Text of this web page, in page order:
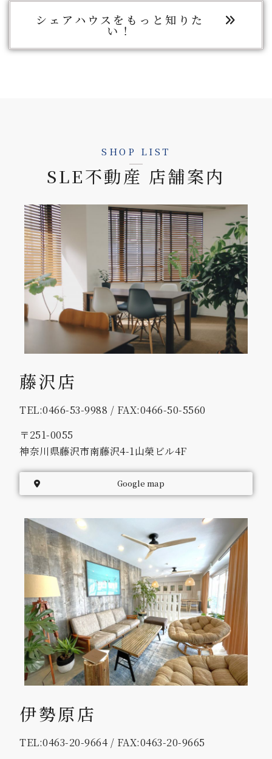
シェアハウスをもっと知りた
い！
SHOP LIST
SLE不動産 店舗案内
藤沢店
TEL:0466-53-9988 / FAX:0466-50-5560
〒251-0055
神奈川県藤沢市南藤沢4-1山榮ビル4F
Google map
伊勢原店
TEL:0463-20-9664 / FAX:0463-20-9665